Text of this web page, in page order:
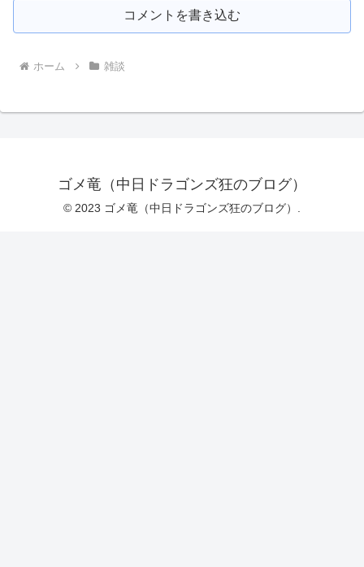
コメントを書き込む
ホーム 雑談
ゴメ竜（中日ドラゴンズ狂のブログ）
© 2023 ゴメ竜（中日ドラゴンズ狂のブログ）.